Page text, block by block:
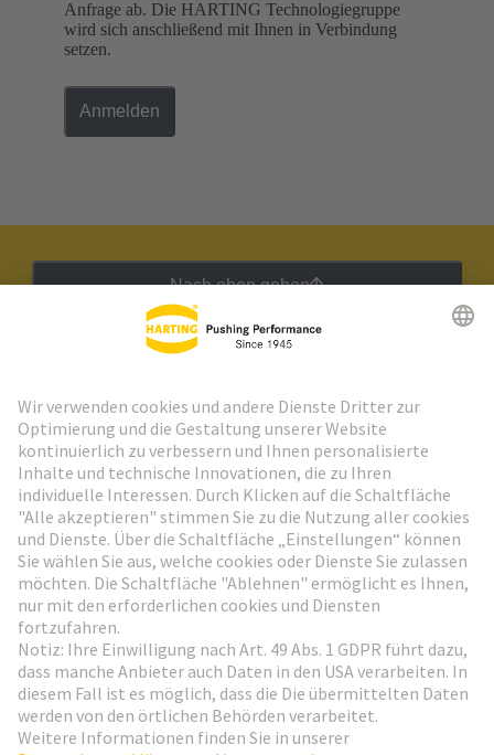
Anfrage ab. Die HARTING Technologiegruppe
wird sich anschließend mit Ihnen in Verbindung
setzen.
Anmelden
Nach oben gehen
Weiter zur Anmeldung
Social Media